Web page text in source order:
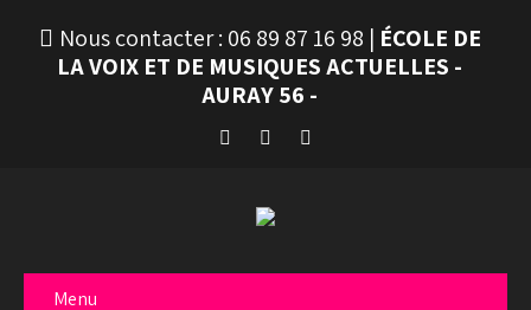
Nous contacter : 06 89 87 16 98 | ÉCOLE DE
LA VOIX ET DE MUSIQUES ACTUELLES -
AURAY 56 -
Menu